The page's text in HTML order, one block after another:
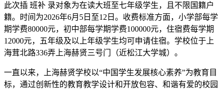
此次插 班补 录对象为在读大班至七年级学生，且不限国籍户
籍。时间为2026年6月5日至12日。收费标准方面，小学部每学
期学费80000元，初中部每学期学费100000元，住宿费每学期
12000元，五年级及以上年级学生均可申请住宿。学校位于上
海茸北路336弄上海赫贤三号门（近松江大学城）。
一直以来，上海赫贤学校以“中国学生发展核心素养”为教育目
标，通过创新性的教育教学设计和开放包容、和谐有爱的校园